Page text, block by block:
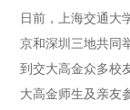
日前，上海交通大
京和深圳三地共同
到交大高金众多校
大高金师生及亲友